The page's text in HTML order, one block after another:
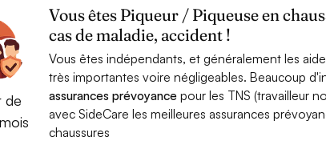
de
Vous êtes Piqueur / Piqueuse en
cas de maladie, accident !
Vous êtes indépendants, et généralement les
très importantes voire négligeables. Beaucoup
assurances prévoyancepour les TNS (travailleur
avec SideCare les meilleures assurances
chaussures